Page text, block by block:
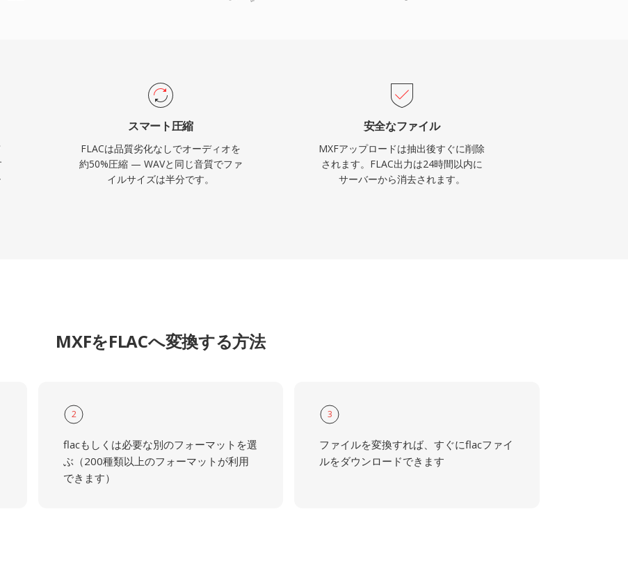
します。Tidalや
位で復元できます。第
る組み込みメタデータ
理します。第三に、オ
リティが不要で、開発
除きます。
スマート圧縮
FLACは品質劣化なしでオーディオを
約50%圧縮 — WAVと同じ音質でファ
イルサイズは半分です。
安全なファイル
MXFアップロードは抽出後すぐに削除
されます。FLAC出力は24時間以内に
サーバーから消去されます。
MXFをFLACへ変換する方法
2
flacもしくは必要な別のフォーマットを選
ぶ（200種類以上のフォーマットが利用
できます）
3
ファイルを変換すれば、すぐにflacファイ
ルをダウンロードできます